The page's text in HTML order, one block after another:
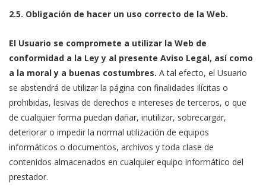
2.5. Obligación de hacer un uso correcto de la Web.
El Usuario se compromete a utilizar la Web de
conformidad a la Ley y al presente Aviso Legal, así como
a la moral y a buenas costumbres. A tal efecto, el Usuario
se abstendrá de utilizar la página con finalidades ilícitas o
prohibidas, lesivas de derechos e intereses de terceros, o que
de cualquier forma puedan dañar, inutilizar, sobrecargar,
deteriorar o impedir la normal utilización de equipos
informáticos o documentos, archivos y toda clase de
contenidos almacenados en cualquier equipo informático del
prestador.